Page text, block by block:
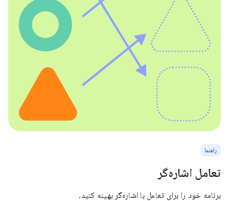
راهنما
تعامل اشاره‌گر
برنامه خود را برای تعامل با اشاره‌گر بهینه کنید.